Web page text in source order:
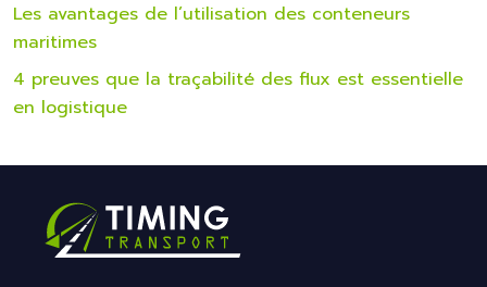
Les avantages de l’utilisation des conteneurs
maritimes
4 preuves que la traçabilité des flux est essentielle
en logistique